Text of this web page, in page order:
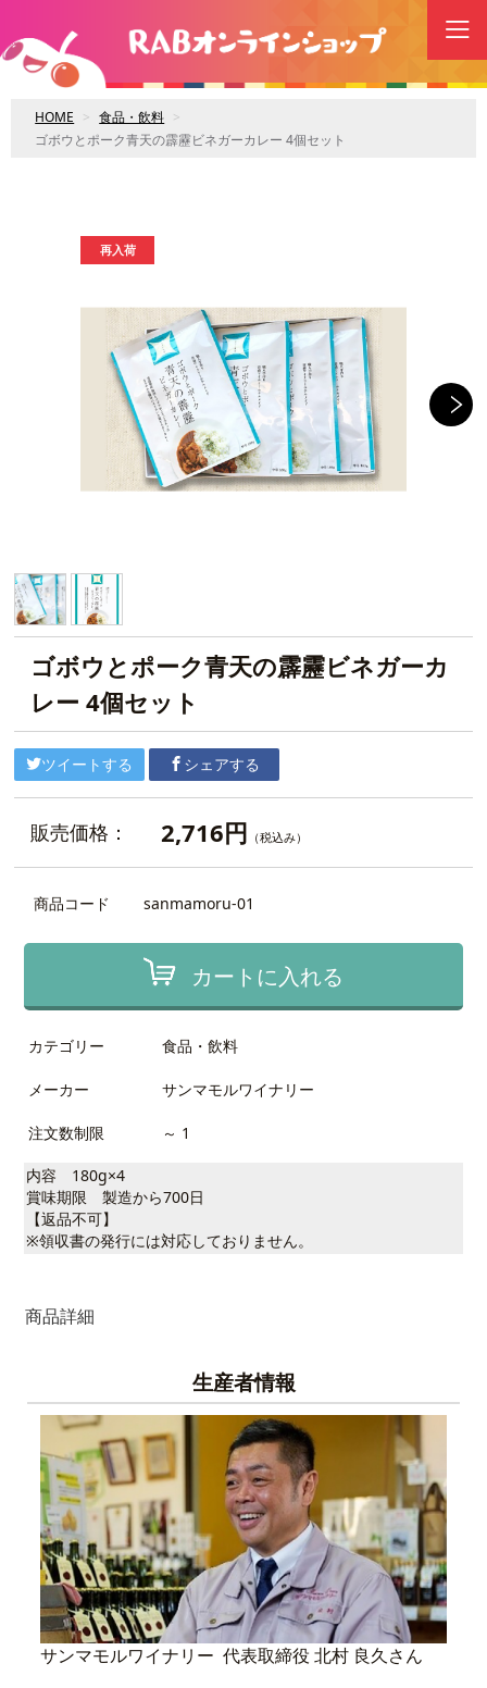
HOME
食品・飲料
ゴボウとポーク青天の霹靂ビネガーカレー 4個セット
ゴボウとポーク青天の霹靂ビネガーカ
レー 4個セット
ツイートする シェアする
販売価格： 2,716円 （税込み）
商品コード sanmamoru-01
カートに入れる
カテゴリー 食品・飲料
メーカー サンマモルワイナリー
注文数制限 ～ 1
内容 180g×4
賞味期限 製造から700日
【返品不可】
※領収書の発行には対応しておりません。
商品詳細
生産者情報
サンマモルワイナリー 代表取締役 北村 良久さん